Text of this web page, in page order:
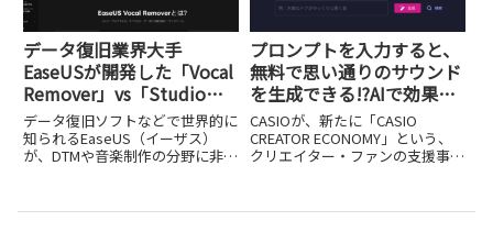
データ復旧業界大手
EaseUSが開発した「Vocal
Remover」vs「Studio
One 7」vs「RX 11」！
2mixのボーカル抽出精度
対決！
データ復旧ソフトなどで世界的に
知られるEaseUS（イーザス）
が、DTMや音楽制作の分野に非常
用したオンラインボーカル除去ツ
プロンプトを入力すると、
無料で思い通りのサウンド
を生成できる!?AIで効果音
を作り出すCASIO「Waves
Place」の威力
CASIOが、新たに「CASIO
CREATOR ECONOMY」という、
クリエイター・ファンの支援事業
がクリエイターになれる時代が到